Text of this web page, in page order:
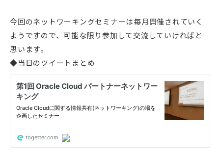
今回のネットワーキングセミナーは毎月開催されていく
ようですので、可能な限り参加して交流していければと
思います。
◆当日のツイートまとめ